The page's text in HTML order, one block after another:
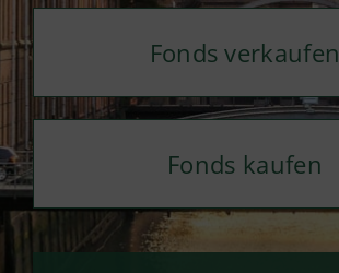
Fonds verkaufen
Fonds kaufen